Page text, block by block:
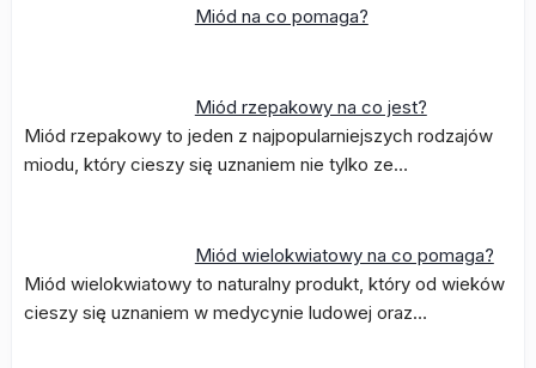
Miód na co pomaga?
Miód rzepakowy na co jest?
Miód rzepakowy to jeden z najpopularniejszych rodzajów
miodu, który cieszy się uznaniem nie tylko ze…
Miód wielokwiatowy na co pomaga?
Miód wielokwiatowy to naturalny produkt, który od wieków
cieszy się uznaniem w medycynie ludowej oraz…